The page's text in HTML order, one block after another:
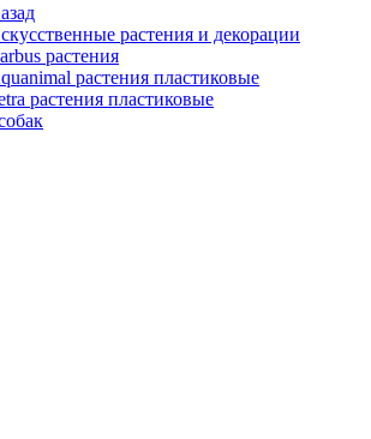
растения и декорации
растения
растения пластиковые
растения пластиковые